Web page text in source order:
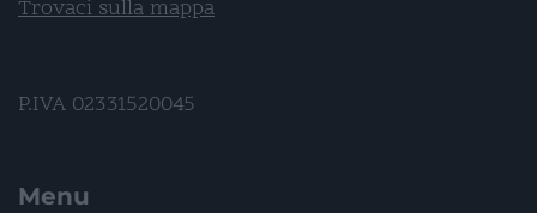
Trovaci sulla mappa
P.IVA 02331520045
Menu